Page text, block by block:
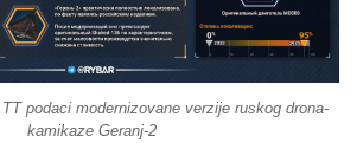
podaci modernizovane verzije ruskog drona-
kamikaze Geranj-2